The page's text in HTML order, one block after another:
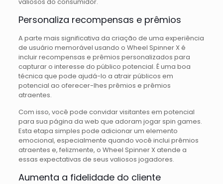
Personaliza recompensas e prêmios
A parte mais significativa da criação de uma experiência
de usuário memorável usando o Wheel Spinner X é
incluir recompensas e prêmios personalizados para
capturar o interesse do público potencial. É uma boa
técnica que pode ajudá-lo a atrair públicos em
potencial ao oferecer-lhes prêmios e prêmios
atraentes.
Com isso, você pode convidar visitantes em potencial
para sua página da web que adoram jogar spin games.
Esta etapa simples pode adicionar um elemento
emocional, especialmente quando você inclui prêmios
atraentes e, felizmente, o Wheel Spinner X atende a
essas expectativas de seus valiosos jogadores.
Aumenta a fidelidade do cliente